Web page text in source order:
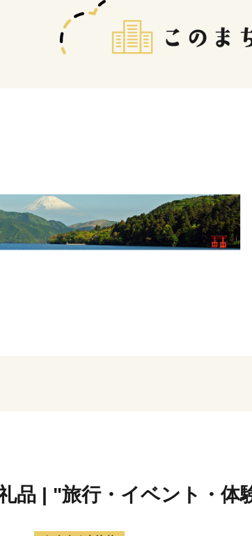
品 | "旅行・イベント・体